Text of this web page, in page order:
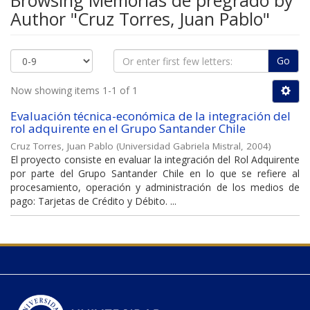
Author "Cruz Torres, Juan Pablo"
Go
Now showing items 1-1 of 1
Evaluación técnica-económica de la integración del
rol adquirente en el Grupo Santander Chile
Cruz Torres, Juan Pablo (Universidad Gabriela Mistral, 2004)
El proyecto consiste en evaluar la integración del Rol Adquirente
por parte del Grupo Santander Chile en lo que se refiere al
procesamiento, operación y administración de los medios de
pago: Tarjetas de Crédito y Débito. ...